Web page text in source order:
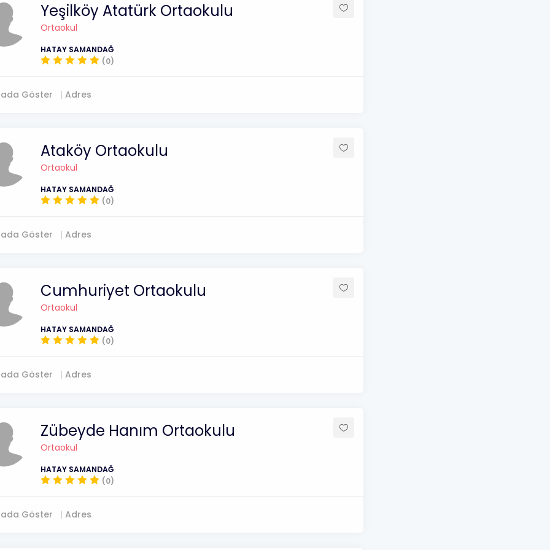
Yeşilköy Atatürk Ortaokulu
Ortaokul
HATAY SAMANDAĞ
(0)
Göster Adres
Ataköy Ortaokulu
Ortaokul
HATAY SAMANDAĞ
(0)
Göster Adres
Cumhuriyet Ortaokulu
Ortaokul
HATAY SAMANDAĞ
(0)
Göster Adres
Zübeyde Hanım Ortaokulu
Ortaokul
HATAY SAMANDAĞ
(0)
Göster Adres